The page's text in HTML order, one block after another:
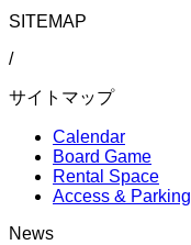
SITEMAP
/
サイトマップ
Calendar
Board Game
Rental Space
Access & Parking
News